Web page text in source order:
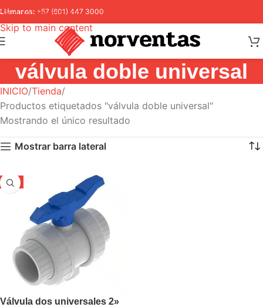
Skip to navigation
Skip to main content
Llámanos: +57 (601) 447 3000
válvula doble universal
INICIO Tienda
Productos etiquetados "válvula doble universal"
Mostrando el único resultado
Mostrar barra lateral
-5%
Válvula dos universales 2»